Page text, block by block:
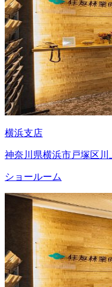
横浜支店
神奈川県横浜市戸塚区川
ショールーム